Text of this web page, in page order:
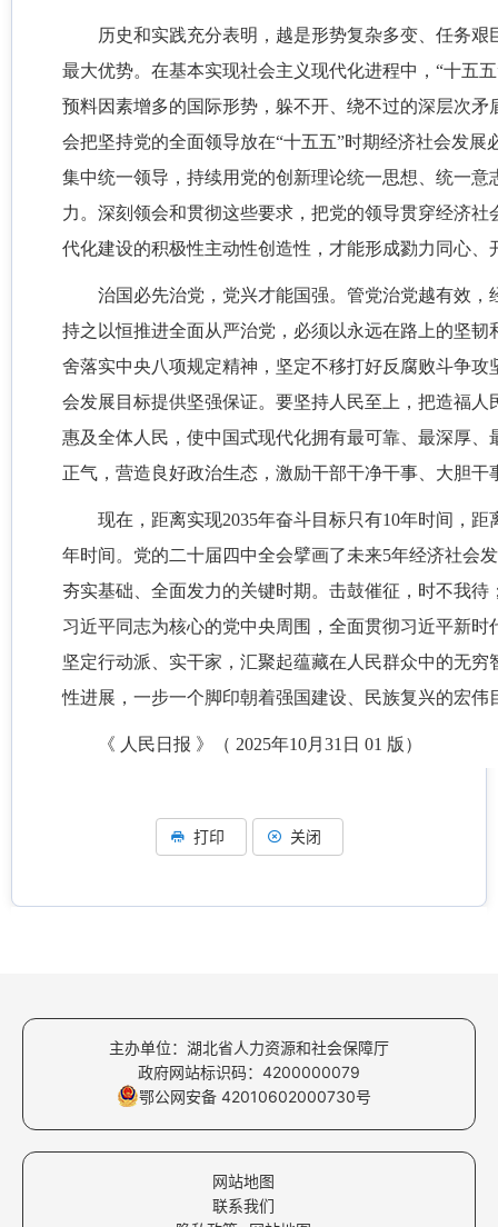
历史和实践充分表明，越是形势复杂多变、任务
最大优势。在基本实现社会主义现代化进程中，“十五
预料因素增多的国际形势，躲不开、绕不过的深层次
会把坚持党的全面领导放在“十五五”时期经济社会发
集中统一领导，持续用党的创新理论统一思想、统一
力。深刻领会和贯彻这些要求，把党的领导贯穿经济
代化建设的积极性主动性创造性，才能形成勠力同心、
治国必先治党，党兴才能国强。管党治党越有效
持之以恒推进全面从严治党，必须以永远在路上的坚
舍落实中央八项规定精神，坚定不移打好反腐败斗争
会发展目标提供坚强保证。要坚持人民至上，把造福
惠及全体人民，使中国式现代化拥有最可靠、最深厚
正气，营造良好政治生态，激励干部干净干事、大胆
现在，距离实现2035年奋斗目标只有10年时间，
年时间。党的二十届四中全会擘画了未来5年经济社会
夯实基础、全面发力的关键时期。击鼓催征，时不我
习近平同志为核心的党中央周围，全面贯彻习近平新
坚定行动派、实干家，汇聚起蕴藏在人民群众中的无
性进展，一步一个脚印朝着强国建设、民族复兴的宏伟
《 人民日报 》（ 2025年10月31日 01 版）
打印 关闭
主办单位：湖北省人力资源和社会保障厅
政府网站标识码：4200000079
鄂公网安备 42010602000730号
网站地图
联系我们